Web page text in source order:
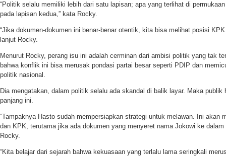
“Politik selalu memiliki lebih dari satu lapisan; apa yang terlihat di
pada lapisan kedua,” kata Rocky.
“Jika dokumen-dokumen ini benar-benar otentik, kita bisa melihat posisi
lanjut Rocky.
Menurut Rocky, perang isu ini adalah cerminan dari ambisi politik yang tak
bahwa konflik ini bisa merusak pondasi partai besar seperti PDIP dan
politik nasional.
Dia mengatakan, dalam politik selalu ada skandal di balik layar. Maka publik
panjang ini.
“Tampaknya Hasto sudah mempersiapkan strategi untuk melawan. Ini akan
dan KPK, terutama jika ada dokumen yang menyeret nama Jokowi ke dalam
Rocky.
“Kita belajar dari sejarah bahwa kekuasaan yang terlalu lama seringkali